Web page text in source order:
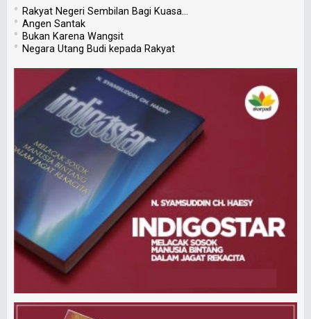
• Rakyat Negeri Sembilan Bagi Kuasa...
• Angen Santak
• Bukan Karena Wangsit
• Negara Utang Budi kepada Rakyat